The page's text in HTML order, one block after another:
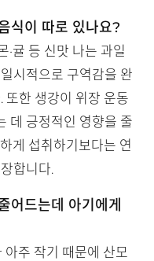
식이 따로 있나요?
·귤 등 신맛 나는 과일
시적으로 구역감을 완
또한 생강이 위장 운동
데 긍정적인 영향을 줄
게 섭취하기보다는 연
합니다.
어드는데 아기에게
아주 작기 때문에 산모